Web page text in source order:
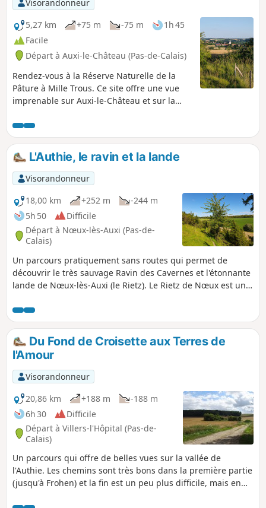
Visorandonneur
5,27 km
+75 m -75 m
1h 45
Facile
Départ à Auxi-le-Château (Pas-de-Calais)
Rendez-vous à la Réserve Naturelle de la
Pâture à Mille Trous. Ce site offre une vue
imprenable sur Auxi-le-Château et sur la
un bon bol d'air. Prévoyez de bonnes
chaussures!
L'Authie, le ravin et la lande
Visorandonneur
18,00 km
+252 m
-244 m
5h 50
Difficile
Départ à Nœux-lès-Auxi (Pas-de-
Calais)
Un parcours pratiquement sans routes qui permet de
découvrir le très sauvage Ravin des Cavernes et l'étonnante
lande de Nœux-lès-Auxi (le Rietz). Le Rietz de Nœux est une
printemps de très belles orchidées. Bien sûr, ne pas
cueillir ! Ce circuit reprend une très grande partie du
"Sentier de l'Étoile" dont on trouve quelques tracés, mais
pas de descriptif. En outre son balisage est minimaliste
(peut-être même disparu en mai 2025). Les barrières sont
près du grillage à droite Avant de vous attaquer à ce
parcours, je vous conseille de visionner les 2 vidéos dont on
trouve les liens dans le commentaire de Denis.
Du Fond de Croisette aux Terres de
l'Amour
Visorandonneur
20,86 km
+188 m
-188 m
6h 30
Difficile
Départ à Villers-l'Hôpital (Pas-de-
Calais)
Un parcours qui offre de belles vues sur la vallée de
l'Authie. Les chemins sont très bons dans la première partie
(jusqu'à Frohen) et la fin est un peu plus difficile, mais en